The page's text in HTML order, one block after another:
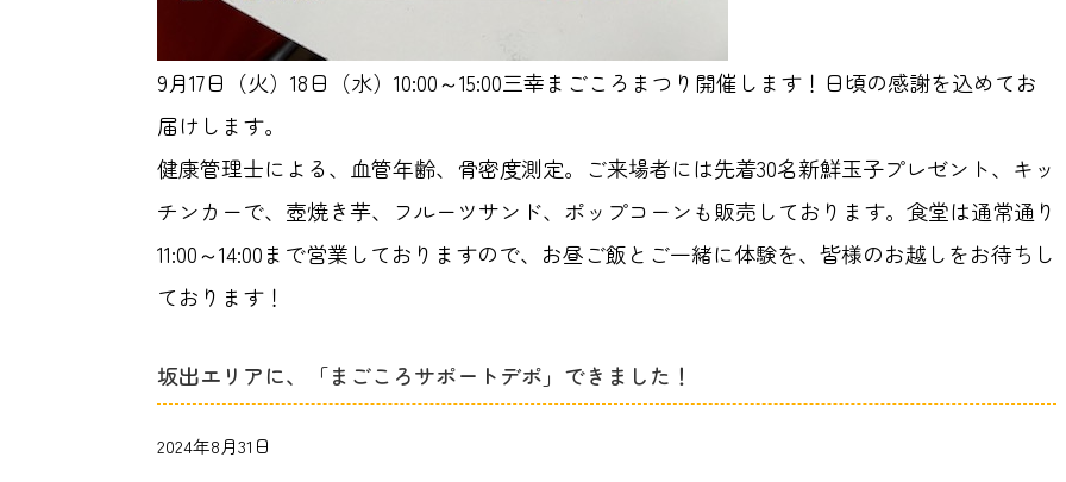
9月17日（火）18日（水）10:00～15:00三幸まごころまつり開催します！日頃の感謝を込めてお
届けします。
健康管理士による、血管年齢、骨密度測定。ご来場者には先着30名新鮮玉子プレゼント、キッ
チンカーで、壺焼き芋、フルーツサンド、ポップコーンも販売しております。食堂は通常通り
11:00～14:00まで営業しておりますので、お昼ご飯とご一緒に体験を、皆様のお越しをお待ちし
ております！
坂出エリアに、「まごころサポートデポ」できました！
2024年8月31日